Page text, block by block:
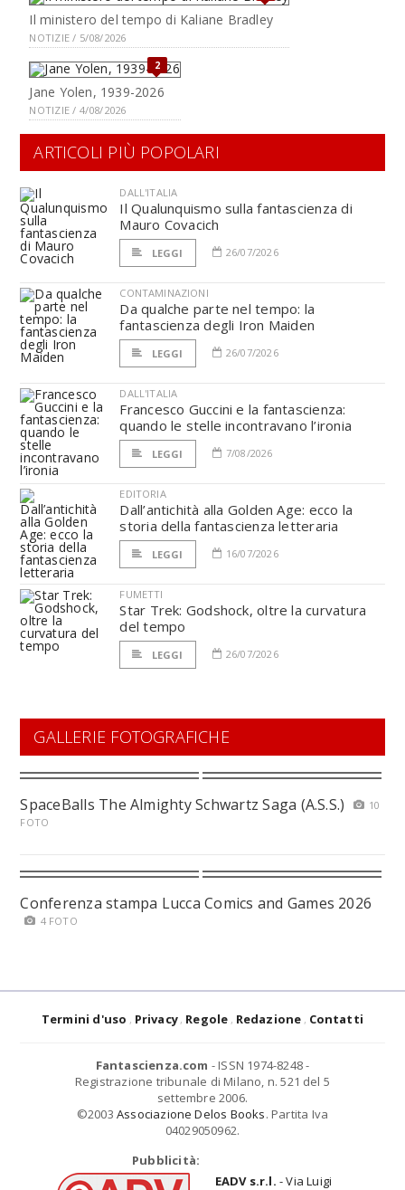
Il ministero del tempo di Kaliane Bradley
NOTIZIE / 5/08/2026
2
Jane Yolen, 1939-2026
NOTIZIE / 4/08/2026
ARTICOLI PIÙ POPOLARI
DALL'ITALIA
Il Qualunquismo sulla fantascienza di
Mauro Covacich
LEGGI 26/07/2026
CONTAMINAZIONI
Da qualche parte nel tempo: la
fantascienza degli Iron Maiden
LEGGI 26/07/2026
DALL'ITALIA
Francesco Guccini e la fantascienza:
quando le stelle incontravano l’ironia
LEGGI 7/08/2026
EDITORIA
Dall’antichità alla Golden Age: ecco la
storia della fantascienza letteraria
LEGGI 16/07/2026
FUMETTI
Star Trek: Godshock, oltre la curvatura
del tempo
LEGGI 26/07/2026
GALLERIE FOTOGRAFICHE
SpaceBalls The Almighty Schwartz Saga (A.S.S.)
10
FOTO
Conferenza stampa Lucca Comics and Games 2026
4 FOTO
Termini d'uso Privacy Regole Redazione Contatti
Fantascienza.com - ISSN 1974-8248 -
Registrazione tribunale di Milano, n. 521 del 5
settembre 2006.
©2003 Associazione Delos Books. Partita Iva
04029050962.
Pubblicità:
EADV s.r.l. - Via Luigi